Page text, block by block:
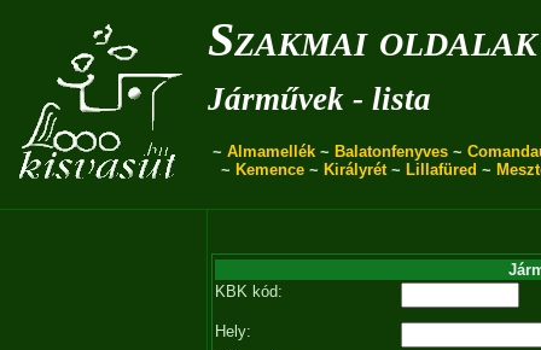
Szakmai oldalak
Járművek - lista
~ Almamellék ~ Balatonfenyves ~
~ Kemence~ Királyrét~ Lillafüred ~
KBK kód:
Hely: